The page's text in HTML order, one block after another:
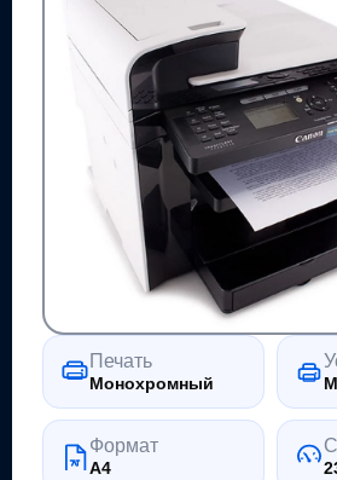
Печать
Монохромный
Формат
A4